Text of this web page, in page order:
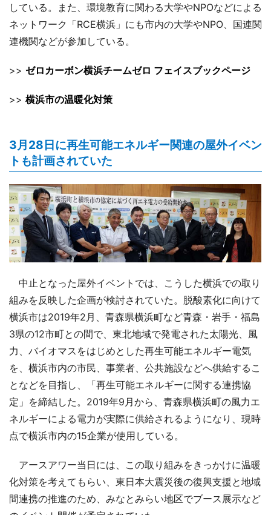
している。また、環境教育に関わる大学やNPOなどによる
ネットワーク「RCE横浜」にも市内の大学やNPO、国連関
連機関などが参加している。
>> ゼロカーボン横浜チームゼロ フェイスブックページ
>> 横浜市の温暖化対策
3月28日に再生可能エネルギー関連の屋外イベン
トも計画されていた
中止となった屋外イベントでは、こうした横浜での取り
組みを反映した企画が検討されていた。脱酸素化に向けて
横浜市は2019年2月、青森県横浜町など青森・岩手・福島
3県の12市町との間で、東北地域で発電された太陽光、風
力、バイオマスをはじめとした再生可能エネルギー電気
を、横浜市内の市民、事業者、公共施設などへ供給するこ
となどを目指し、「再生可能エネルギーに関する連携協
定」を締結した。2019年9月から、青森県横浜町の風力エ
ネルギーによる電力が実際に供給されるようになり、現時
点で横浜市内の15企業が使用している。
アースアワー当日には、この取り組みをきっかけに温暖
化対策を考えてもらい、東日本大震災後の復興支援と地域
間連携の推進のため、みなとみらい地区でブース展示など